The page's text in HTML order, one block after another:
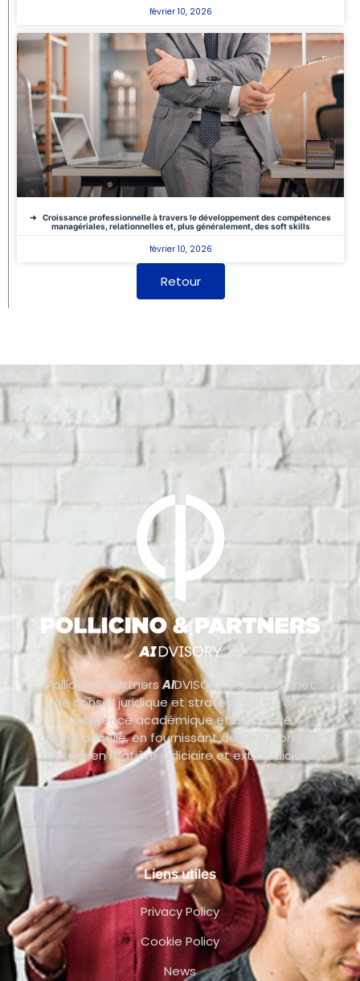
février 10, 2026
Croissance professionnelle à travers le développement des compétences
managériales, relationnelles et, plus généralement, des soft skills
février 10, 2026
Retour
Pollicino & PartnersAIDVISORY est un cabinet
de conseil juridique et stratégique qui allie
excellence académique et efficacité
opérationnelle, en fournissant des solutions sur
mesure en matière judiciaire et extrajudiciaire.
Liens utiles
Privacy Policy
Cookie Policy
News